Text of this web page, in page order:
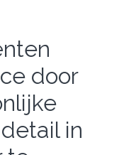
door
in